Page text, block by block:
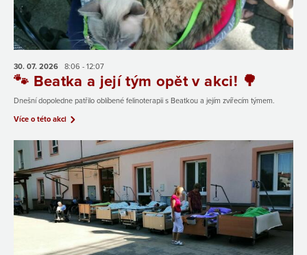
30. 07. 2026 8:06 - 12:07
🐾 Beatka a její tým opět v akci! 🌳
Dnešní dopoledne patřilo oblíbené felinoterapii s Beatkou a jejím zvířecím týmem.
Více o této akci